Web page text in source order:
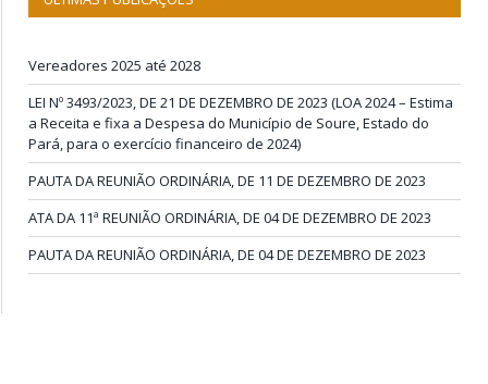
Vereadores 2025 até 2028
LEI Nº 3493/2023, DE 21 DE DEZEMBRO DE 2023 (LOA 2024 – Estima
a Receita e fixa a Despesa do Município de Soure, Estado do
Pará, para o exercício financeiro de 2024)
PAUTA DA REUNIÃO ORDINÁRIA, DE 11 DE DEZEMBRO DE 2023
ATA DA 11ª REUNIÃO ORDINÁRIA, DE 04 DE DEZEMBRO DE 2023
PAUTA DA REUNIÃO ORDINÁRIA, DE 04 DE DEZEMBRO DE 2023